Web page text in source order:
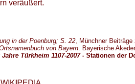
veräußert.
in der Poenburg; S. 22 , Münchner
von Bayern . Bayerische
Jahre Türkheim 1107-2007- Stationen der